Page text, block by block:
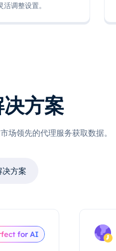
调整设置。
方案
场领先的代理服务获取数据。
决方案
for AI